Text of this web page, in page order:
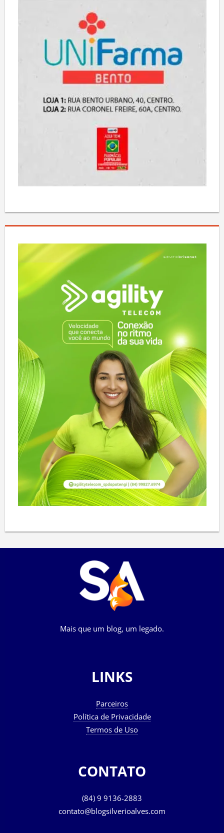
Mais que um blog, um legado.
LINKS
Parceiros
Política de Privacidade
Termos de Uso
CONTATO
(84) 9 9136-2883
contato@blogsilverioalves.com